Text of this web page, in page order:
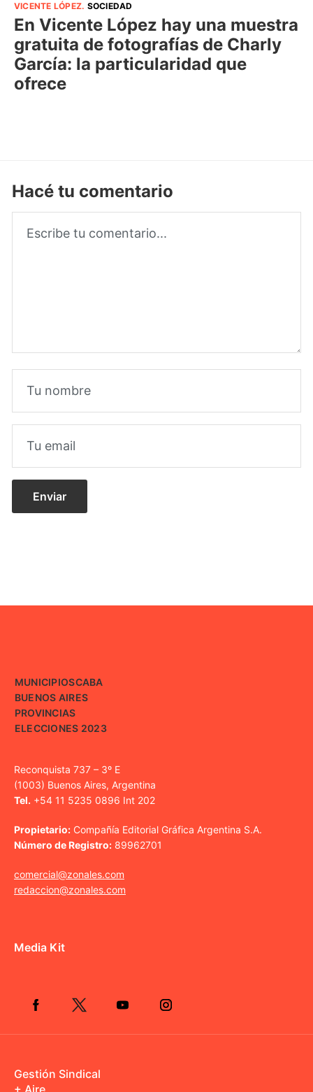
VICENTE LÓPEZ. SOCIEDAD
En Vicente López hay una muestra
gratuita de fotografías de Charly
García: la particularidad que
ofrece
Hacé tu comentario
MUNICIPIOSCABA
BUENOS AIRES
PROVINCIAS
ELECCIONES 2023
Reconquista 737 – 3º E
(1003) Buenos Aires, Argentina
Tel. +54 11 5235 0896 Int 202
Propietario: Compañía Editorial Gráfica Argentina S.A.
Número de Registro: 89962701
comercial@zonales.com
redaccion@zonales.com
Media Kit
Gestión Sindical